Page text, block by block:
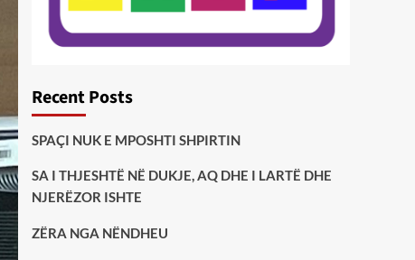
Recent Posts
SPAÇI NUK E MPOSHTI SHPIRTIN
SA I THJESHTË NË DUKJE, AQ DHE I LARTË DHE
NJERËZOR ISHTE
ZËRA NGA NËNDHEU